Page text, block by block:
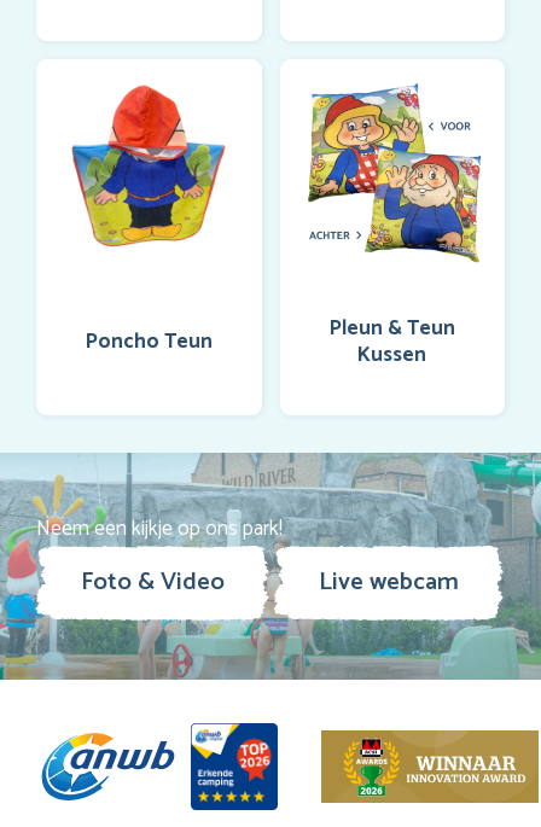
Poncho Teun Pleun & Teun
Kussen
Neem een kijkje op ons park!
Foto & Video Live webcam